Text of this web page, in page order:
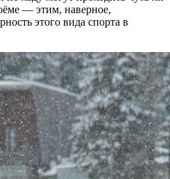
— этим, наверное,
этого вида спорта в